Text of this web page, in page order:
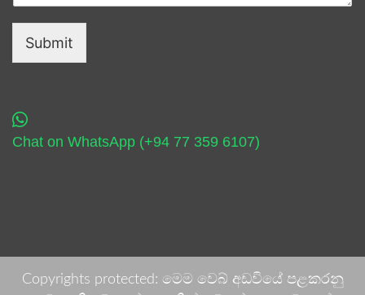
Submit
Chat on WhatsApp (+94 77 359 6107)
Copyrights protected: මෙම වෙබ් අඩවියේ පළකරනු